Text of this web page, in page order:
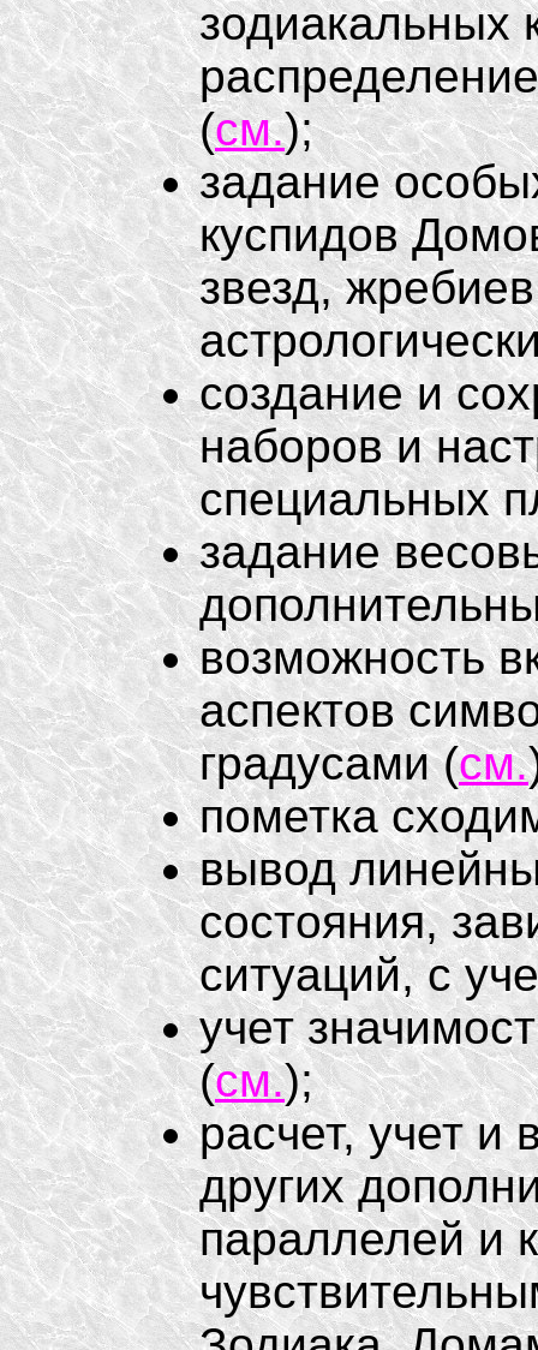
зодиакальных
(см.);
задание
куспидов
звезд,
создание и
наборов и
специальных
задание
возможность
аспектов
градусами (см.
пометка
вывод
состояния,
ситуаций, с
учет
(см.);
расчет, учет и
других
параллелей и